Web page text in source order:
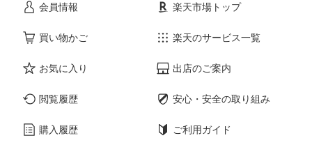
会員情報
買い物かご
お気に入り
閲覧履歴
購入履歴
楽天市場トップ
楽天のサービス一覧
出店のご案内
安心・安全の取り組み
ご利用ガイド